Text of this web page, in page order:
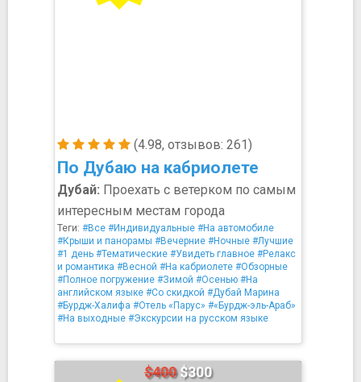
(4.98, отзывов: 261)
По Дубаю на кабриолете
Дубай: Проехать с ветерком по самым
интересным местам города
Теги: #Все #Индивидуальные #На автомобиле
#Крыши и панорамы #Вечерние #Ночные #Лучшие
#1 день #Тематические #Увидеть главное #Релакс
и романтика #Весной #На кабриолете #Обзорные
#Полное погружение #Зимой #Осенью #На
английском языке #Со скидкой #Дубай Марина
#Бурдж-Халифа #Отель «Парус» #«Бурдж-эль-Араб»
#На выходные #Экскурсии на русском языке
$400$300